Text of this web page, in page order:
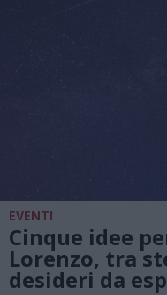
EVENTI
Cinque idee
Lorenzo, tra
desideri da